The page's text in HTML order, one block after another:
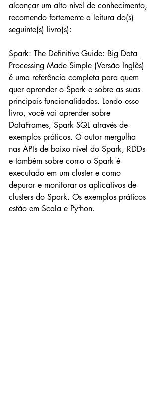
alcançar um alto nível de conhecimento,
recomendo fortemente a leitura do(s)
seguinte(s) livro(s):
Spark: The Definitive Guide: Big Data
Processing Made Simple (Versão Inglês)
é uma referência completa para quem
quer aprender o Spark e sobre as suas
principais funcionalidades. Lendo esse
livro, você vai aprender sobre
DataFrames, Spark SQL através de
exemplos práticos. O autor mergulha
nas APIs de baixo nível do Spark, RDDs
e também sobre como o Spark é
executado em um cluster e como
depurar e monitorar os aplicativos de
clusters do Spark. Os exemplos práticos
estão em Scala e Python.